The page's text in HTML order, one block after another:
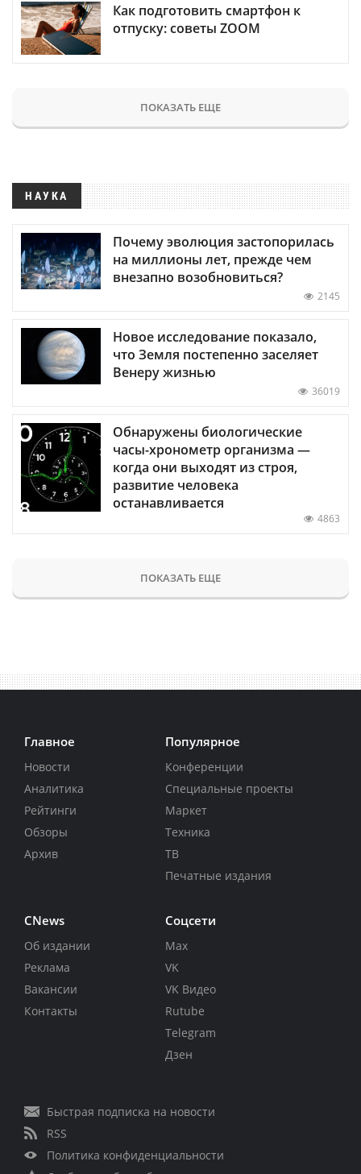
Как подготовить смартфон к
отпуску: советы ZOOM
ПОКАЗАТЬ ЕЩЕ
НАУКА
Почему эволюция застопорилась
на миллионы лет, прежде чем
внезапно возобновиться?
2145
Новое исследование показало,
что Земля постепенно заселяет
Венеру жизнью
36019
Обнаружены биологические
часы-хронометр организма —
когда они выходят из строя,
развитие человека
останавливается
4863
ПОКАЗАТЬ ЕЩЕ
Главное
Новости
Аналитика
Рейтинги
Обзоры
Архив
Популярное
Конференции
Специальные проекты
Маркет
Техника
ТВ
Печатные издания
CNews
Об издании
Реклама
Вакансии
Контакты
Соцсети
Max
VK
VK Видео
Rutube
Telegram
Дзен
Быстрая подписка на новости
RSS
Политика конфиденциальности